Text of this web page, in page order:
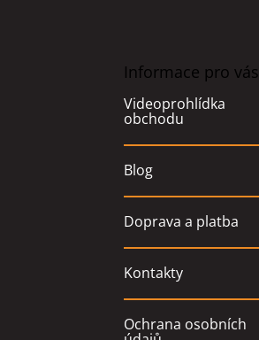
Informace pro vás
Videoprohlídka
obchodu
Blog
Doprava a platba
Kontakty
Ochrana osobních